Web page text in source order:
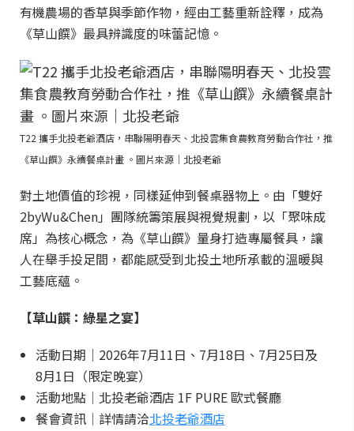
有機農場的香草與季節作物，經由工藝重新詮釋，成為
《草山饌》最具辨識度的味蕾記憶。
T22 攜手北投老爺酒店，串聯陽明春天、北投雲集食農教育勞動合作社，推
《草山饌》永續餐桌計畫 。圖片來源｜北投老爺
對土地價值的珍視，同樣延伸到餐桌器物上。由「雙好
2byWu&Chen」團隊統籌策展與視覺規劃，以「聚味成
席」為核心概念，為《草山饌》量身打造專屬餐具，讓
人在舉手投足間，都能感受到北投土地所承載的溫暖與
工藝底蘊。
【草山饌：綠星之宴】
活動日期｜2026年7月11日、7月18日、7月25日及
8月1日（限定晚宴）
活動地點｜北投老爺酒店 1F PURE 歐式餐廳
餐會資訊｜詳情請洽北投老爺酒店